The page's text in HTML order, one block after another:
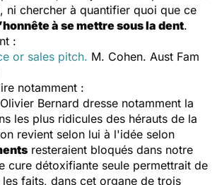
ni chercher à quantifier quoi que ce
à se mettre sous la dent.
:
or sales pitch. M. Cohen. Aust Fam
notamment :
Bernard dresse notamment la
les plus ridicules des hérauts de la
revient selon lui à l'idée selon
resteraient bloqués dans notre
cure détoxifiante seule permettrait de
les faits, dans cet organe de trois